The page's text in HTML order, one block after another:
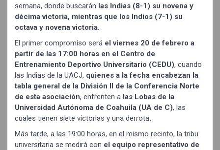
semana, donde buscarán las Indias (8-1) su novena y
décima victoria, mientras que los Indios (7-1) su
octava y novena victoria.
El primer compromiso será el viernes 20 de febrero a
partir de las 17:00 horas en el Centro de
Entrenamiento Deportivo Universitario (CEDU), cuando
las Indias de la UACJ, quienes a la fecha encabezan la
tabla general de la División II de la Conferencia Norte
de esta asociación, enfrenten a las Lobas de la
Universidad Autónoma de Coahuila (UA de C), las
cuales tienen siete victorias y una derrota.
Más tarde, a las 19:00 horas, en el mismo recinto, la tribu
universitaria se medirá con el equipo representativo de